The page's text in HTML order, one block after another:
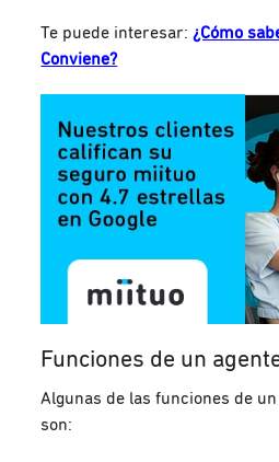
Te puede interesar: ¿Cómo
Conviene?
Funciones de un
Algunas de las funciones de
son: